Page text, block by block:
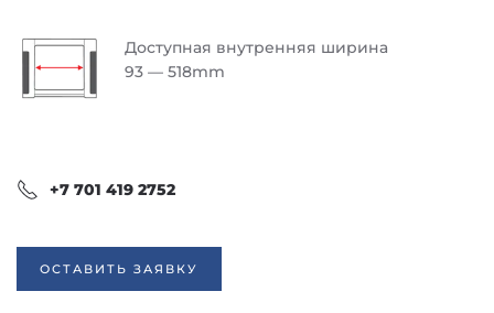
Доступная внутренняя ширина
93 — 518mm
+7 701 419 2752
ОСТАВИТЬ ЗАЯВКУ